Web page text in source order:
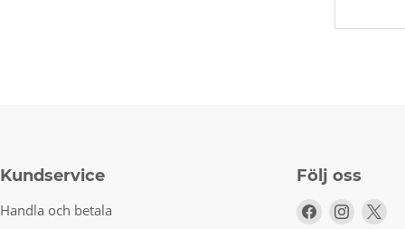
Kundservice
Handla och betala
Följ oss
Följ
Följ